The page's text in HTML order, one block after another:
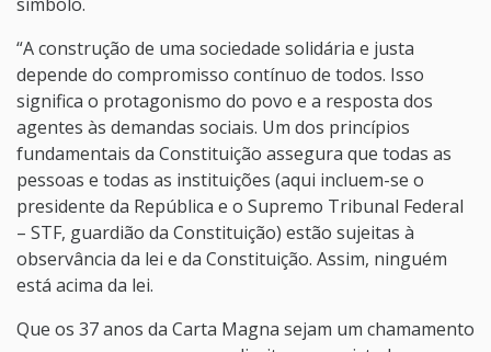
“A construção de uma sociedade solidária e justa
depende do compromisso contínuo de todos. Isso
significa o protagonismo do povo e a resposta dos
agentes às demandas sociais. Um dos princípios
fundamentais da Constituição assegura que todas as
pessoas e todas as instituições (aqui incluem-se o
presidente da República e o Supremo Tribunal Federal
– STF, guardião da Constituição) estão sujeitas à
observância da lei e da Constituição. Assim, ninguém
está acima da lei.
Que os 37 anos da Carta Magna sejam um chamamento